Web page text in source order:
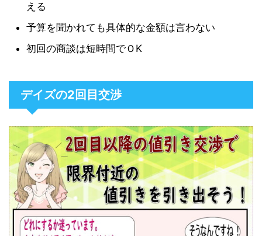
える
予算を聞かれても具体的な金額は言わない
初回の商談は短時間でＯK
デイズの2回目交渉